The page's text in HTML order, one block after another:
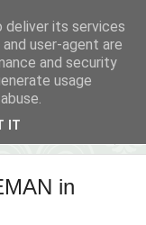
in
deliver its services
user-agent are
and security
usage
IT